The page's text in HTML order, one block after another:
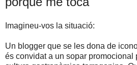
Imagineu-vos la situació:
Un blogger que se les dona de
és convidat a un sopar promocional